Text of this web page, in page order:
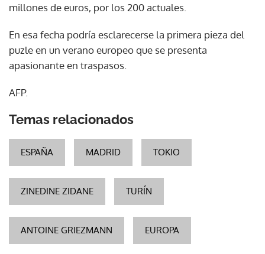
millones de euros, por los 200 actuales.
En esa fecha podría esclarecerse la primera pieza del
puzle en un verano europeo que se presenta
apasionante en traspasos.
AFP.
Temas relacionados
ESPAÑA MADRID TOKIO
ZINEDINE ZIDANE TURÍN
ANTOINE GRIEZMANN EUROPA